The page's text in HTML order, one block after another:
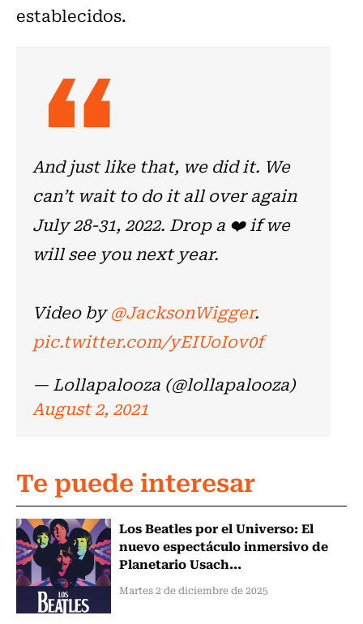
establecidos.
And just like that, we did it. We
can’t wait to do it all over again
July 28-31, 2022. Drop a ❤️ if we
will see you next year.
Video by@JacksonWigger.
pic.twitter.com/yEIUoIov0f
— Lollapalooza (@lollapalooza)
August 2, 2021
Te puede interesar
Los Beatles por el Universo: El
nuevo espectáculo inmersivo de
Planetario Usach...
Martes 2 de diciembre de 2025